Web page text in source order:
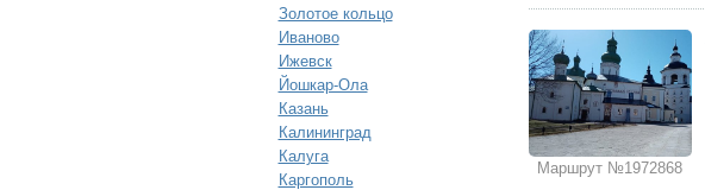
Золотое кольцо
Иваново
Ижевск
Йошкар-Ола
Казань
Калининград
Калуга
Каргополь
Маршрут №1972868